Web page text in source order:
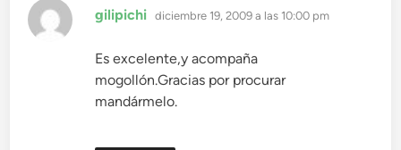
gilipichi dice:
diciembre 19, 2009 a las 10:00 pm
Es excelente,y acompaña
mogollón.Gracias por procurar
mandármelo.